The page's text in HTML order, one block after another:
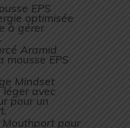
EPS
optimisée
à gérer
Aramid
mousse EPS
Mindset
avec
pour un
Mouthport pour